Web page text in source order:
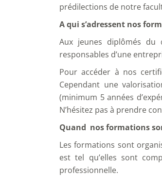
prédilections de notre
A qui s’adressent nos
Aux jeunes diplômés du
responsables d’une
Pour accéder à nos
Cependant une
(minimum 5 années
N’hésitez pas à prendre
Quand nos formations
Les formations sont
est tel qu’elles sont
professionnelle.